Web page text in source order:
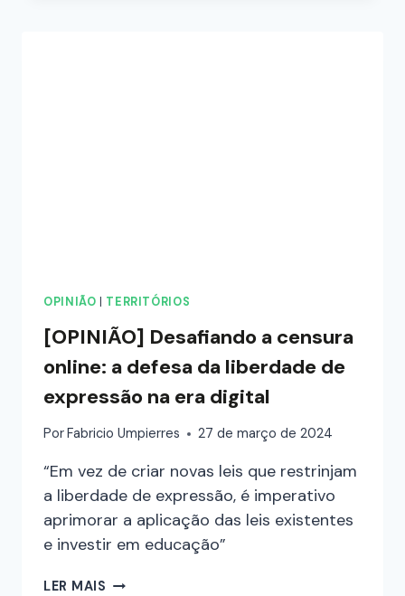
OPINIÃO TERRITÓRIOS
[OPINIÃO] Desafiando a censura
online: a defesa da liberdade de
expressão na era digital
PorFabricio Umpierres 27 de março de 2024
“Em vez de criar novas leis que restrinjam
a liberdade de expressão, é imperativo
aprimorar a aplicação das leis existentes
e investir em educação”
LER MAIS